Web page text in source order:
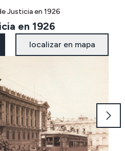
Justicia en 1926
en 1926
localizar en mapa